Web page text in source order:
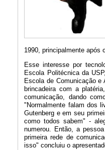
1990, principalmente após
Esse interesse por
Escola Politécnica da
Escola de Comunicação
brincadeira com a
comunicação, dando
"Normalmente falam dos
Gutenberg e em seu
como todos sabem" -
numerou. Então, a
primeira rede de
isso" concluiu o